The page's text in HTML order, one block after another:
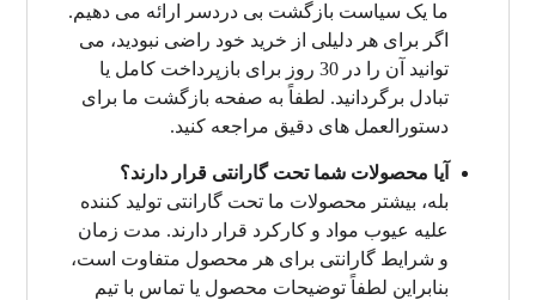
ما یک سیاست بازگشت بی دردسر ارائه می دهیم.
اگر برای هر دلیلی از خرید خود راضی نبودید، می
توانید آن را در 30 روز برای بازپرداخت کامل یا
تبادل برگردانید. لطفاً به صفحه بازگشت ما برای
دستورالعمل های دقیق مراجعه کنید.
آیا محصولات شما تحت گارانتی قرار دارند؟
بله، بیشتر محصولات ما تحت گارانتی تولید کننده
علیه عیوب مواد و کارکرد قرار دارند. مدت زمان
و شرایط گارانتی برای هر محصول متفاوت است،
بنابراین لطفاً توضیحات محصول یا تماس با تیم